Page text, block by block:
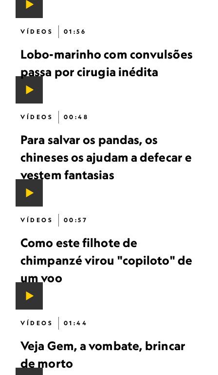
VÍDEOS 01:56
Lobo-marinho com convulsões
passa por cirugia inédita
VÍDEOS 00:48
Para salvar os pandas, os
chineses os ajudam a defecar e
vestem fantasias
VÍDEOS 00:57
Como este filhote de
chimpanzé virou "copiloto" de
um voo
VÍDEOS 01:44
Veja Gem, a vombate, brincar
de morto